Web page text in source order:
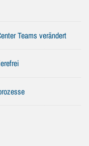
Teams verändert